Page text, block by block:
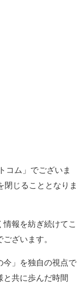
コム」でございま
じることとなりま
報を紡ぎ続けてこ
ざいます。
今」を独自の視点で
と共に歩んだ時間